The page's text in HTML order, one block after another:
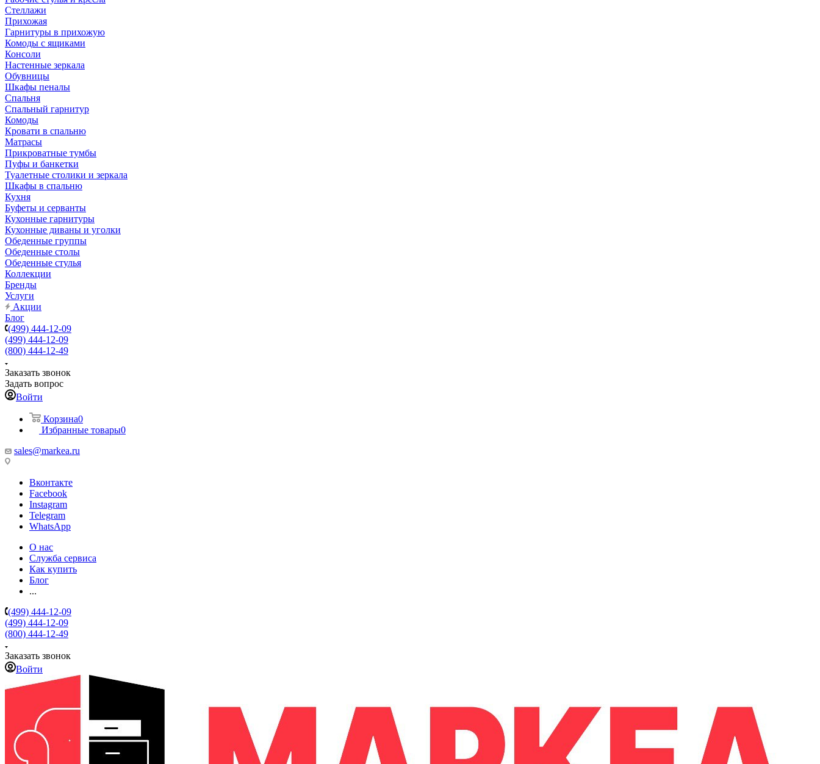
Стеллажи
Прихожая
Гарнитуры в прихожую
Комоды с ящиками
Консоли
Настенные зеркала
Обувницы
Шкафы пеналы
Спальня
Спальный гарнитур
Комоды
Кровати в спальню
Матрасы
Прикроватные тумбы
Пуфы и банкетки
Туалетные столики и зеркала
Шкафы в спальню
Кухня
Буфеты и серванты
Кухонные гарнитуры
Кухонные диваны и уголки
Обеденные группы
Обеденные столы
Обеденные стулья
Коллекции
Бренды
Услуги
Акции
Блог
(499) 444-12-09
(499) 444-12-09
(800) 444-12-49
Заказать звонок
Задать вопрос
Войти
Корзина0
Избранные товары0
sales@markea.ru
Вконтакте
Facebook
Instagram
Telegram
WhatsApp
О нас
Служба сервиса
Как купить
Блог
...
(499) 444-12-09
(499) 444-12-09
(800) 444-12-49
Заказать звонок
Войти